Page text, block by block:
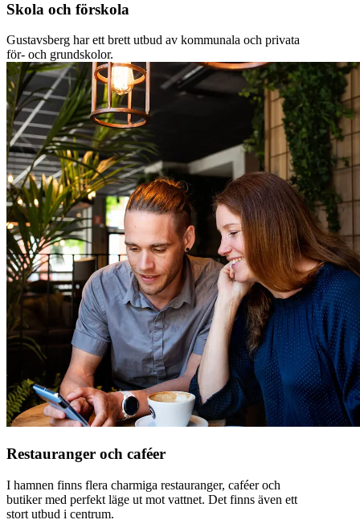
Skola och förskola
Gustavsberg har ett brett utbud av kommunala och privata
för- och grundskolor.
Restauranger och caféer
I hamnen finns flera charmiga restauranger, caféer och
butiker med perfekt läge ut mot vattnet. Det finns även ett
stort utbud i centrum.